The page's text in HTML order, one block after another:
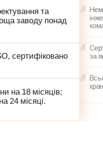
та
заводу понад
сертифіковано
на 18 місяців;
24 місяці.
за